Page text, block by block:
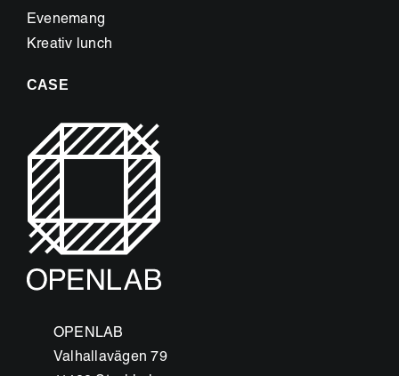
Evenemang
Kreativ lunch
CASE
OPENLAB
Valhallavägen 79